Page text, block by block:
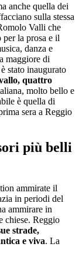
anche quella dei
sulla stessa
Valli che
la prosa e il
danza e
maggiore di
stato inaugurato
quattro
molto bello e
è quella di
sera a Reggio
più belli
ammirate il
in periodi del
ammirare in
chiese. Reggio
strade,
e viva. La